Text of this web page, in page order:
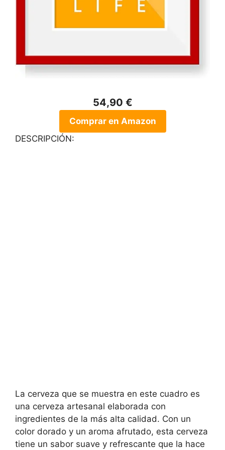
54,90 €
Comprar en Amazon
DESCRIPCIÓN:
La cerveza que se muestra en este cuadro es
una cerveza artesanal elaborada con
ingredientes de la más alta calidad. Con un
color dorado y un aroma afrutado, esta cerveza
tiene un sabor suave y refrescante que la hace